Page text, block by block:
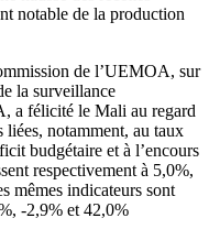
notable de la production
de l’UEMOA, sur
la surveillance
a félicité le Mali au regard
liées, notamment, au taux
budgétaire et à l’encours
respectivement à 5,0%,
mêmes indicateurs sont
-2,9% et 42,0%